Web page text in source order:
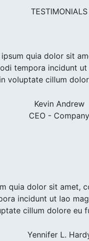
TESTIMONIALS
quia dolor sit
tempora incidunt
voluptate cillum
Kevin Andrew
CEO - Company
quia dolor sit amet,
incidunt ut lao
cillum dolore eu
Yennifer L.